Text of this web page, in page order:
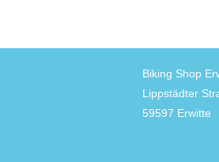
Biking Shop
Lippstädter
59597 Erwitte